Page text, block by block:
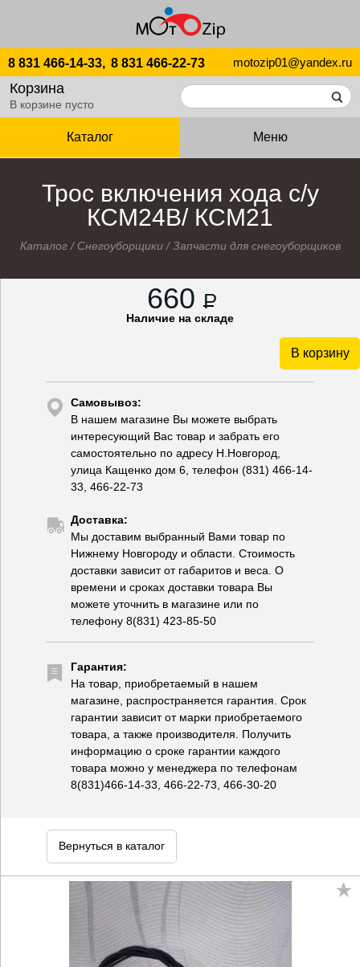
8 831 466-14-33, 8 831 466-22-73 motozip01@yandex.ru
Корзина
В корзине пусто
Каталог Меню
Трос включения хода с/у
КСМ24В/ КСМ21
Каталог/ Снегоуборщики/Запчасти для снегоуборщиков
660 P
Наличие на складе
В корзину
Самовывоз:
В нашем магазине Вы можете выбрать
интересующий Вас товар и забрать его
самостоятельно по адресу Н.Новгород,
улица Кащенко дом 6, телефон (831) 466-14-
33, 466-22-73
Доставка:
Мы доставим выбранный Вами товар по
Нижнему Новгороду и области. Стоимость
доставки зависит от габаритов и веса. О
времени и сроках доставки товара Вы
можете уточнить в магазине или по
телефону 8(831) 423-85-50
Гарантия:
На товар, приобретаемый в нашем
магазине, распространяется гарантия. Срок
гарантии зависит от марки приобретаемого
товара, а также производителя. Получить
информацию о сроке гарантии каждого
товара можно у менеджера по телефонам
8(831)466-14-33, 466-22-73, 466-30-20
Вернуться в каталог